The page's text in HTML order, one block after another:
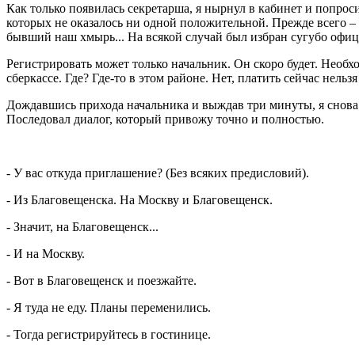
Как только появилась секретарша, я нырнул в кабинет и
которых не оказалось ни одной положительной. Прежде всего
бывший наш хмырь... На всякой случай был избран сугубо
Регистрировать может только начальник. Он скоро будет.
сберкассе. Где? Где-то в этом районе. Нет, платить сейчас
Дождавшись прихода начальника и выждав три минуты, я
Последовал диалог, который привожу точно и полностью.
- У вас откуда приглашение? (Без всяких предисловий).
- Из Благовещенска. На Москву и Благовещенск.
- Значит, на Благовещенск...
- И на Москву.
- Вот в Благовещенск и поезжайте.
- Я туда не еду. Планы переменились.
- Тогда регистрируйтесь в гостинице.